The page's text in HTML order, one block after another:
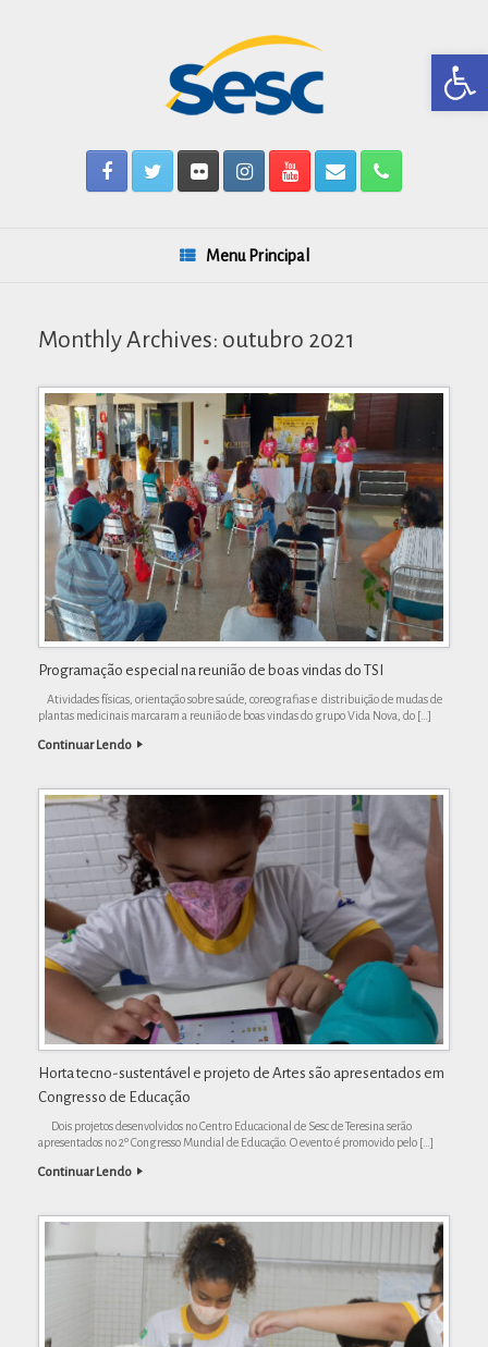
Menu Principal
Monthly Archives: outubro 2021
Programação especial na reunião de boas vindas do TSI
Atividades físicas, orientação sobre saúde, coreografias e distribuição de mudas de
plantas medicinais marcaram a reunião de boas vindas do grupo Vida Nova, do […]
Continuar Lendo
Horta tecno-sustentável e projeto de Artes são apresentados em
Congresso de Educação
Dois projetos desenvolvidos no Centro Educacional de Sesc de Teresina serão
apresentados no 2º Congresso Mundial de Educação. O evento é promovido pelo […]
Continuar Lendo
Barra de